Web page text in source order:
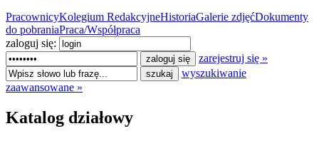
PracownicyKolegium RedakcyjneHistoriaGalerie zdjęćDokumenty
do pobraniaPraca/Współpraca
zaloguj się:
zarejestruj się »
wyszukiwanie
zaawansowane »
Katalog działowy